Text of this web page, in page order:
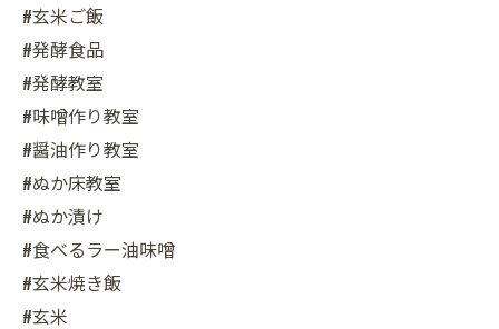
#玄米ご飯
#発酵食品
#発酵教室
#味噌作り教室
#醤油作り教室
#ぬか床教室
#ぬか漬け
#食べるラー油味噌
#玄米焼き飯
#玄米